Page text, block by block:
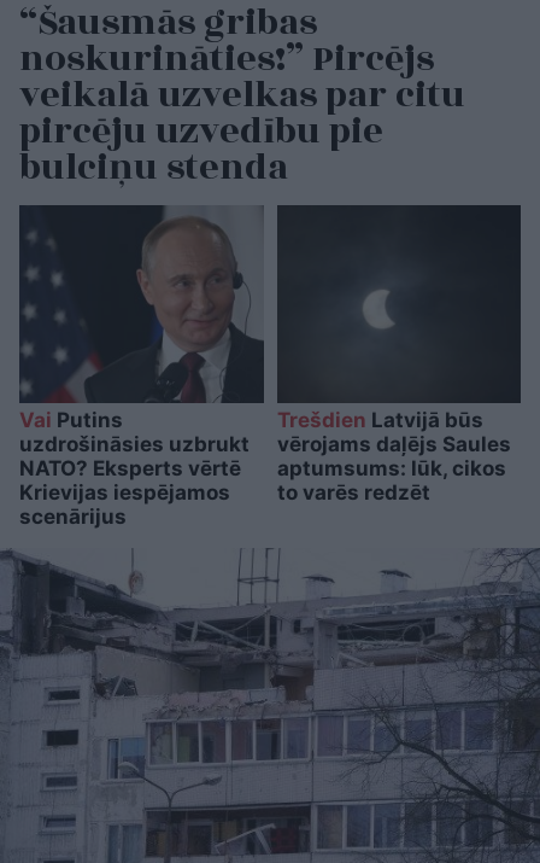
“Šausmās gribas
noskurināties!” Pircējs
veikalā uzvelkas par citu
pircēju uzvedību pie
bulciņu stenda
Vai Putins
uzdrošināsies uzbrukt
NATO? Eksperts vērtē
Krievijas iespējamos
scenārijus
Trešdien Latvijā būs
vērojams daļējs Saules
aptumsums: lūk, cikos
to varēs redzēt